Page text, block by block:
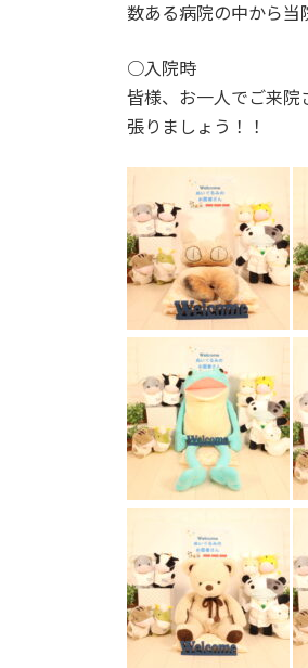
数ある病院の中から当
○入院時
皆様、お一人でご来院
張りましょう！！